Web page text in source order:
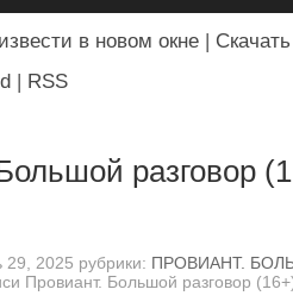
в новом окне
Скачать
RSS
разговор
2025 рубрики: ПРОВИАНТ.
Провиант. Большой разговор